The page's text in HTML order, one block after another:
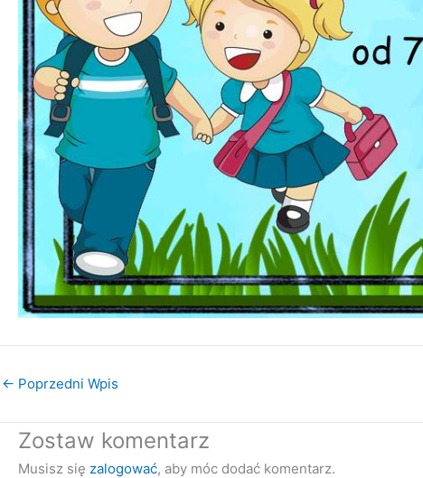
← Poprzedni Wpis
Zostaw komentarz
Musisz się zalogować, aby móc dodać komentarz.